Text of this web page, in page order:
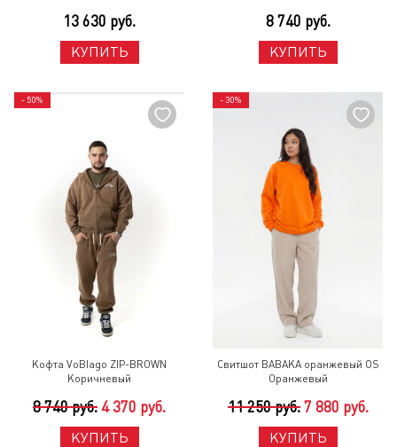
13 630 руб.
КУПИТЬ
8 740 руб.
КУПИТЬ
- 50%
Кофта VoBlago ZIP-BROWN
Коричневый
8 740 руб. 4 370 руб.
КУПИТЬ
- 30%
Свитшот BABAKA оранжевый OS
Оранжевый
11 250 руб. 7 880 руб.
КУПИТЬ